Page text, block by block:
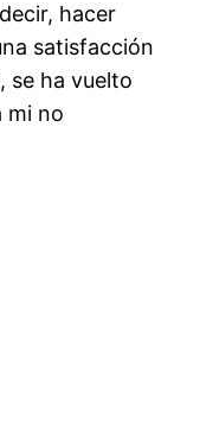
hacer
satisfacción
se ha vuelto
mi no